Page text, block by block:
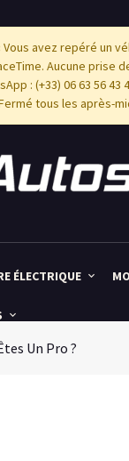
Vous avez repéré un
Aucune
: (+33) 06 63 56
tous les après-
ÉLECTRIQUE
Un Pro ?